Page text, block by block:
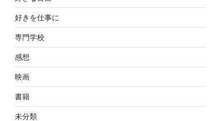
好きを仕事に
専門学校
感想
映画
書籍
未分類